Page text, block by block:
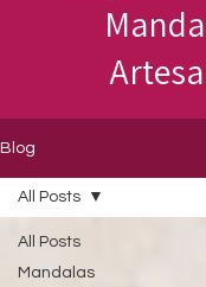
Blog
All Posts
Mandalas
All Posts